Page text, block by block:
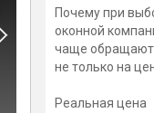
Почему при
оконной
чаще
не только на
Реальная цена